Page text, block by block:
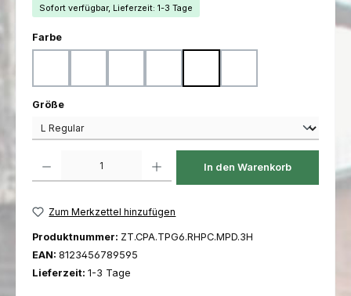
Sofort verfügbar, Lieferzeit: 1-3 Tage
Farbeauswählen
Größeauswählen
In den Warenkorb
Zum Merkzettel hinzufügen
Produktnummer: ZT.CPA.TPG6.RHPC.MPD.3H
EAN: 8123456789595
Lieferzeit: 1-3 Tage